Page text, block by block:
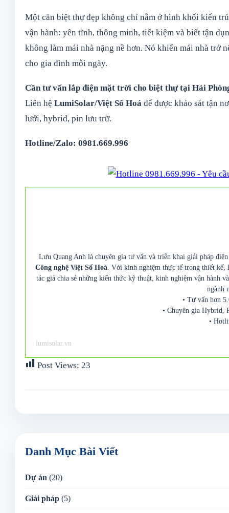
Một căn biệt thự đẹp không chỉ nằm ở hình khối kiến
vận hành: yên tĩnh, thông minh, tiết kiệm và biết tận
không làm mái nhà nặng nề hơn. Nó khiến mái nhà trở
cho gia đình mỗi ngày.
Cần tư vấn lắp điện mặt trời cho biệt thự tại Hải
Liên hệ LumiSolar/Việt Số Hoá để được khảo sát tận
lưới, hybrid, pin lưu trữ.
Hotline/Zalo: 0981.669.996
Lưu Quang Anh là chuyên gia tư vấn và triển khai giải pháp
Công nghệ Việt Số Hoá. Với kinh nghiệm thực tế trong thiết kế,
tác giả chia sẻ những kiến thức kỹ thuật, kinh nghiệm vận hành
ngành
• Tư vấn hơn
• Chuyên gia Hybrid,
•
lumisolar.vn
Post Views: 23
Danh Mục Bài Viết
Dự án (20)
Giải pháp (5)